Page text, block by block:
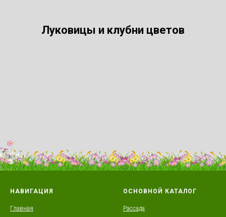
Луковицы и клубни цветов
НАВИГАЦИЯ
Главная
ОСНОВНОЙ КАТАЛОГ
Рассада